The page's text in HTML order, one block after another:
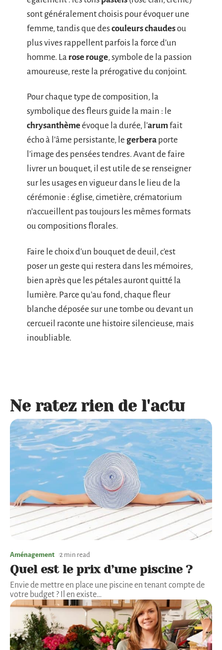
sont généralement choisis pour évoquer une
femme, tandis que descouleurs chaudesou
plus vives rappellent parfois la force d’un
homme. La rose rouge, symbole de la passion
amoureuse, reste la prérogative du conjoint.
Pour chaque type de composition, la
symbolique des fleurs guide la main : le
chrysanthèmeévoque la durée, l’arumfait
écho à l’âme persistante, le gerbera porte
l’image des pensées tendres. Avant de faire
livrer un bouquet, il est utile de se renseigner
sur les usages en vigueur dans le lieu de la
cérémonie : église, cimetière, crématorium
n’accueillent pas toujours les mêmes formats
ou compositions florales.
Faire le choix d’un bouquet de deuil, c’est
poser un geste qui restera dans les mémoires,
bien après que les pétales auront quitté la
lumière. Parce qu’au fond, chaque fleur
blanche déposée sur une tombe ou devant un
cercueil raconte une histoire silencieuse, mais
inoubliable.
Ne ratez rien de l'actu
Aménagement 2 min read
Quel est le prix d’une piscine ?
Envie de mettre en place une piscine en tenant compte de
votre budget ? Il en existe…